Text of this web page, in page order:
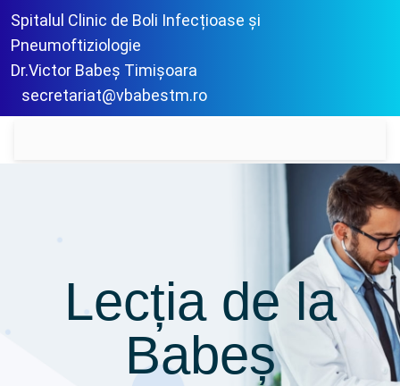
Spitalul Clinic de Boli Infecțioase și
Pneumoftiziologie
Dr.Victor Babeș Timișoara
secretariat@vbabestm.ro
Lecția de la
Babeș